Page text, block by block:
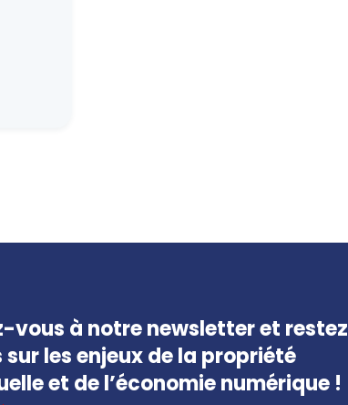
vous à notre newsletter et restez
les enjeux de la propriété
et de l’économie numérique !